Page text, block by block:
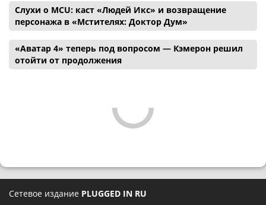
Слухи о MCU: каст «Людей Икс» и возвращение
персонажа в «Мстителях: Доктор Дум»
«Аватар 4» теперь под вопросом — Кэмерон решил
отойти от продолжения
Сетевое издание PLUGGED IN RU